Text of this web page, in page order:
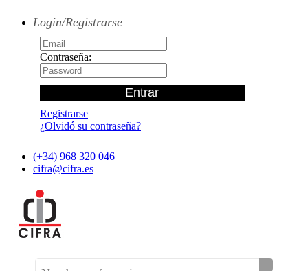
Login/Registrarse
Contraseña:
Registrarse
¿Olvidó su contraseña?
(+34) 968 320 046
cifra@cifra.es